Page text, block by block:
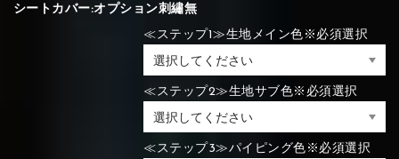
⑭Caramel ⑮Wine red
⑪Black ⑫Ivory
⑧Orange ⑨Pink
⑧Yellow
⑧Yellow ⑨Orange
シートカバー:オプション刺繡無
≪ステップ1≫生地メイン色※必須選択
≪ステップ2≫生地サブ色※必須選択
≪ステップ3≫パイピング色※必須選択